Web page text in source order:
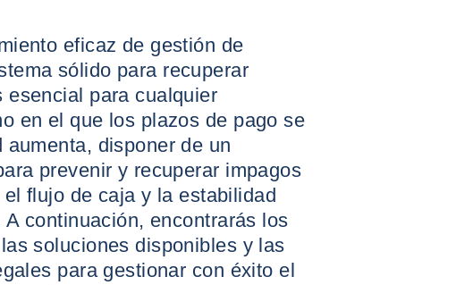
eficaz de gestión de
sólido para recuperar
para cualquier
en el que los plazos de pago se
disponer de un
prevenir y recuperar impagos
flujo de caja y la estabilidad
continuación, encontrarás los
soluciones disponibles y las
para gestionar con éxito el